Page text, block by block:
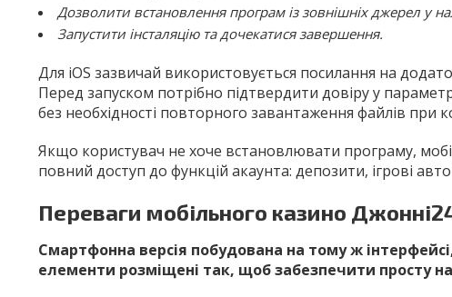
Дозволити встановлення програм із зовнішніх джерел у
Запустити інсталяцію та дочекатися завершення.
Для iOS зазвичай використовується посилання на
Перед запуском потрібно підтвердити довіру у
без необхідності повторного завантаження файлів при
Якщо користувач не хоче встановлювати програму,
повний доступ до функцій акаунта: депозити, ігрові
Переваги мобільного казино
Смартфонна версія побудована на тому ж
елементи розміщені так, щоб забезпечити просту